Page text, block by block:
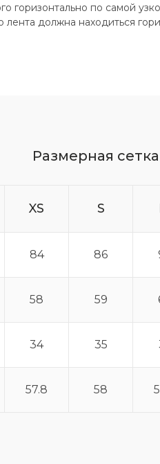
горизонтально по самой
должна находиться
Размерная
XS S
84 86
58 59
34 35
57.8 58